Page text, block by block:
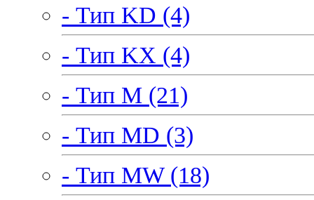
- Тип KD (4)
- Тип KX (4)
- Тип M (21)
- Тип MD (3)
- Тип MW (18)